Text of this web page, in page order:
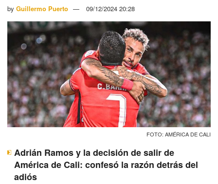
by Guillermo Puerto 09/12/2024 20:28
FOTO: AMÉRICA DE CALI
Adrián Ramos y la decisión de salir de
América de Cali: confesó la razón detrás del
adiós